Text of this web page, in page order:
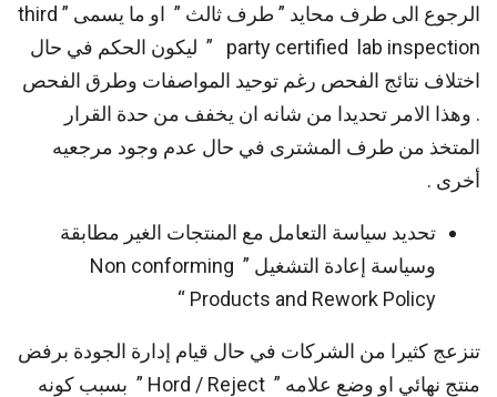
الرجوع الى طرف محايد ” طرف ثالث ” او ما يسمى ” third
party certified lab inspection ” ليكون الحكم في حال
اختلاف نتائج الفحص رغم توحيد المواصفات وطرق الفحص
. وهذا الامر تحديدا من شانه ان يخفف من حدة القرار
المتخذ من طرف المشترى في حال عدم وجود مرجعيه
أخرى .
تحديد سياسة التعامل مع المنتجات الغير مطابقة
وسياسة إعادة التشغيل ” Non conforming
Products and Rework Policy “
تنزعج كثيرا من الشركات في حال قيام إدارة الجودة برفض
منتج نهائي او وضع علامه ” Hord / Reject ” بسبب كونه